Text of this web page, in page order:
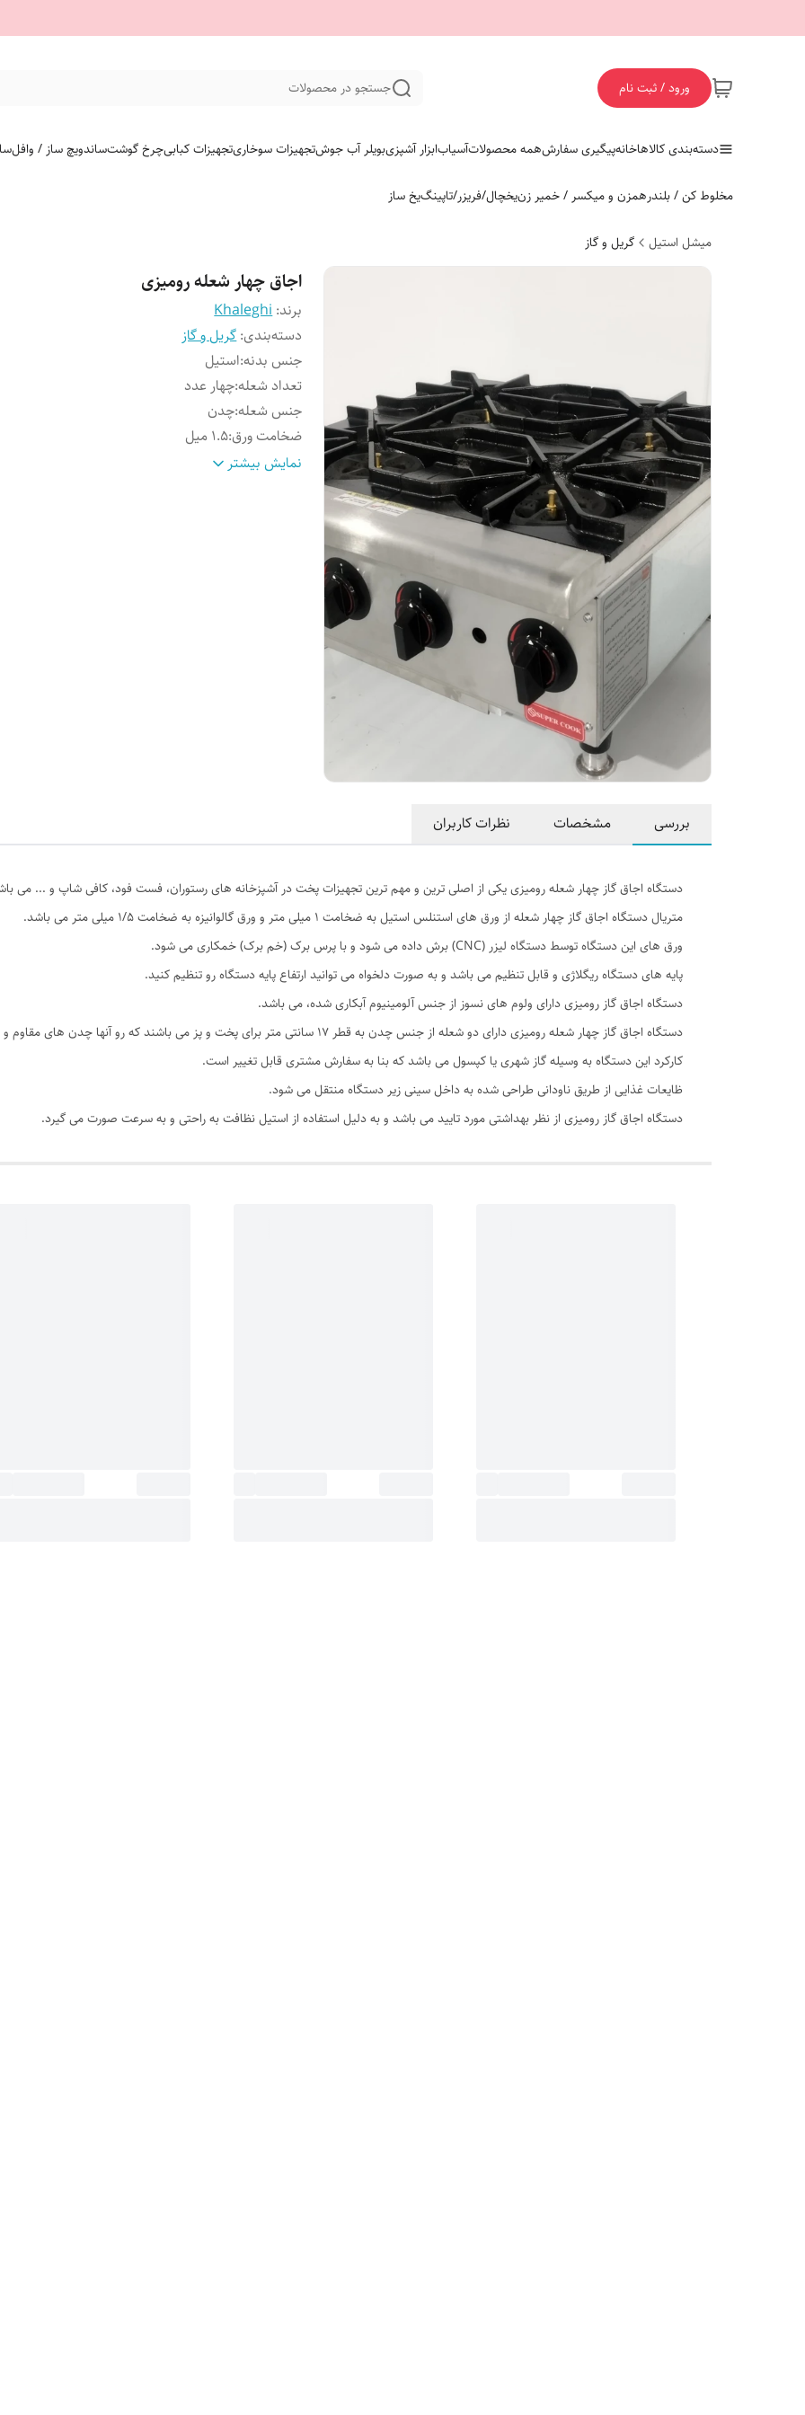
ورود / ثبت نام جستجو در محصولات
دسته‌بندی کالاهاخانهپیگیری سفارشهمه محصولاتآسیابابزار آشپزیبویلر آب جوشتجهیزات سوخاریتجهیزات کبابیچرخ گوشتساندویچ ساز / وافل
مخلوط کن / بلندرهمزن و میکسر / خمیر زنیخچال/فریزر/تاپینگیخ ساز
میشل استیل گریل و گاز
اجاق چهار شعله رومیزی
برند:Khaleghi
دسته‌بندی:گریل و گاز
جنس بدنه:استیل
تعداد شعله:چهار عدد
جنس شعله:چدن
ضخامت ورق:۱.۵ میل
ابعاد:۶۱/۶۴/۳۷
نمایش بیشتر
بررسی مشخصات نظرات کاربران
دستگاه اجاق گاز چهار شعله رومیزی یکی از اصلی ترین و مهم ترین تجهیزات پخت در آشپزخانه های رستوران، فست فود، کافی شاپ و ... می
متریال دستگاه اجاق گاز چهار شعله از ورق های استنلس استیل به ضخامت 1 میلی متر و ورق گالوانیزه به ضخامت 1/5 میلی متر می باشد.
ورق های این دستگاه توسط دستگاه لیزر (CNC) برش داده می شود و با پرس برک (خم برک) خمکاری می شود.
پایه های دستگاه ریگلاژی و قابل تنظیم می باشد و به صورت دلخواه می توانید ارتفاع پایه دستگاه رو تنظیم کنید.
دستگاه اجاق گاز رومیزی دارای ولوم های نسوز از جنس آلومینیوم آبکاری شده، می باشد.
دستگاه اجاق گاز چهار شعله رومیزی دارای دو شعله از جنس چدن به قطر 17 سانتی متر برای پخت و پز می باشند که رو آنها چدن های مقاوم و لعاب دار به ابعاد 30*27 سانتی متر قرار دارند.
کارکرد این دستگاه به وسیله گاز شهری یا کپسول می باشد که بنا به سفارش مشتری قابل تغییر است.
ظایعات غذایی از طریق ناودانی طراحی شده به داخل سینی زیر دستگاه منتقل می شود.
دستگاه اجاق گاز رومیزی از نظر بهداشتی مورد تایید می باشد و به دلیل استفاده از استیل نظافت به راحتی و به سرعت صورت می گیرد.